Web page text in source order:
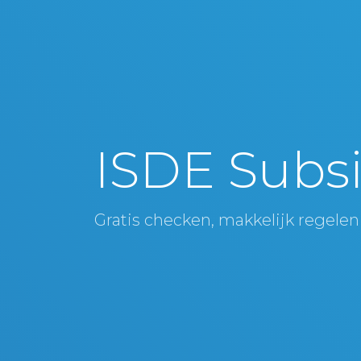
ISDE
Gratis checken, makkelijk regelen